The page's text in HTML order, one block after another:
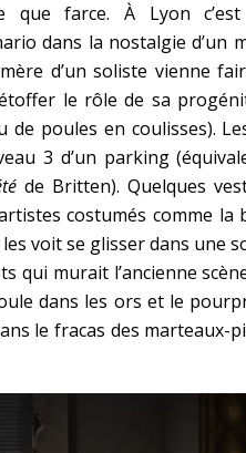
que farce. À Lyon
dans la nostalgie d’un
d’un soliste vienne
le rôle de sa
de poules en coulisses).
3 d’un parking
de Britten). Quelques
costumés comme
les voit se glisser dans
qui murait l’ancienne
dans les ors et le
le fracas des